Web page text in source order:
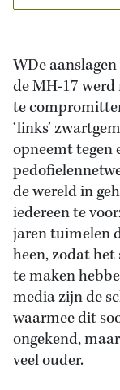
WDe
de MH-17 werd
te
‘links’
opneemt tegen
de wereld in
iedereen te
jaren tuimelen
heen, zodat
te maken
media zijn de
waarmee dit
ongekend,
veel ouder.